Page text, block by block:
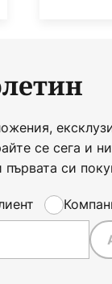
се сега и
си